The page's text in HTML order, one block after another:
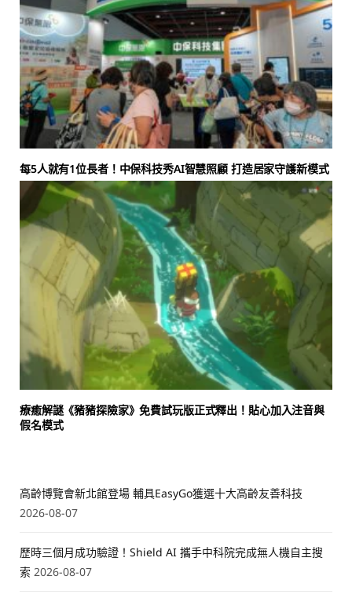
每5人就有1位長者！中保科技秀AI智慧照顧 打造居家守護新模式
療癒解謎《豬豬探險家》免費試玩版正式釋出！貼心加入注音與
假名模式
高齡博覽會新北館登場 輔具EasyGo獲選十大高齡友善科技
2026-08-07
歷時三個月成功驗證！Shield AI 攜手中科院完成無人機自主搜
索 2026-08-07